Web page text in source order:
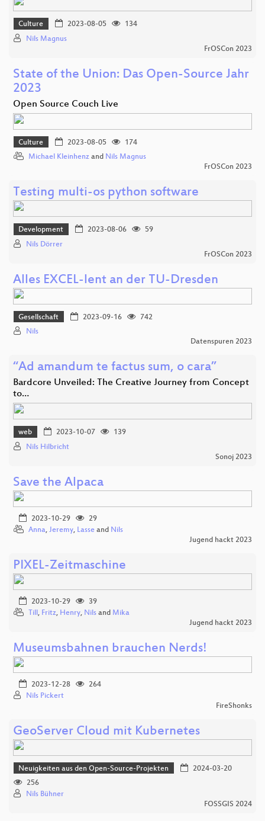
Culture 2023-08-05
134
Nils Magnus
FrOSCon 2023
State of the Union: Das Open-Source Jahr
2023
Open Source Couch Live
Culture 2023-08-05
174
Michael Kleinhenz and Nils Magnus
FrOSCon 2023
Testing multi-os python software
Development 2023-08-06
59
Nils Dörrer
FrOSCon 2023
Alles EXCEL-lent an der TU-Dresden
Gesellschaft 2023-09-16
742
Nils
Datenspuren 2023
“Ad amandum te factus sum, o cara”
Bardcore Unveiled: The Creative Journey from Concept
to…
web 2023-10-07
139
Nils Hilbricht
Sonoj 2023
Save the Alpaca
2023-10-29
29
Anna, Jeremy, Lasse and Nils
Jugend hackt 2023
PIXEL-Zeitmaschine
2023-10-29
39
Till, Fritz, Henry, Nils and Mika
Jugend hackt 2023
Museumsbahnen brauchen Nerds!
2023-12-28
264
Nils Pickert
FireShonks
GeoServer Cloud mit Kubernetes
Neuigkeiten aus den Open-Source-Projekten
2024-03-20
256
Nils Bühner
FOSSGIS 2024